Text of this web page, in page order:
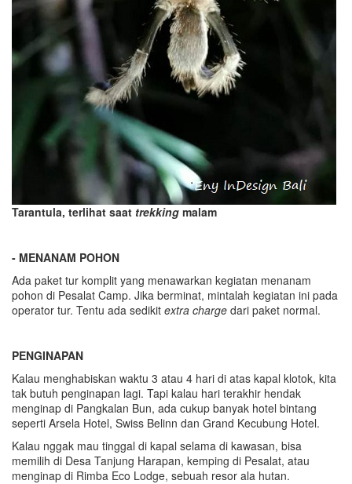
Tarantula, terlihat saat trekking malam
- MENANAM POHON
Ada paket tur komplit yang menawarkan kegiatan menanam
pohon di Pesalat Camp. Jika berminat, mintalah kegiatan ini pada
operator tur. Tentu ada sedikit extra charge dari paket normal.
PENGINAPAN
Kalau menghabiskan waktu 3 atau 4 hari di atas kapal klotok, kita
tak butuh penginapan lagi. Tapi kalau hari terakhir hendak
menginap di Pangkalan Bun, ada cukup banyak hotel bintang
seperti Arsela Hotel, Swiss Belinn dan Grand Kecubung Hotel.
Kalau nggak mau tinggal di kapal selama di kawasan, bisa
memilih di Desa Tanjung Harapan, kemping di Pesalat, atau
menginap di Rimba Eco Lodge, sebuah resor ala hutan.